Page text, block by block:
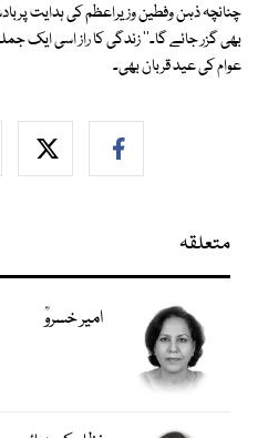
چنانچہ ذہن وفطین وزیراعظم کی ہدایت
بھی گزر جائے گا۔'' زندگی کا راز اسی ایک
عوام کی عید قربان بھی۔
متعلقہ
امیر خسروؒ